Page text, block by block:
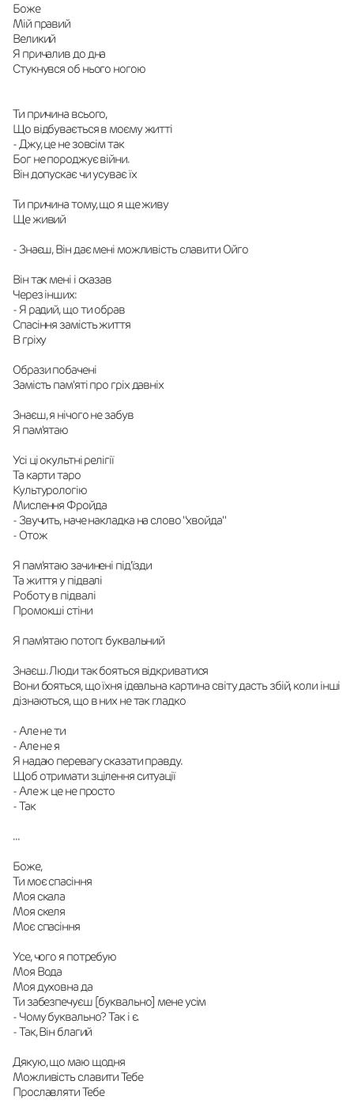
Боже
Мій правий
Великий
Я причалив до дна
Стукнувся об нього ногою
Ти причина всього,
Що відбувається в моєму житті
- Джу, це не зовсім так
Бог не породжує війни.
Він допускає чи усуває їх
Ти причина тому, що я ще живу
Ще живий
- Знаєш, Він дає мені можливість славити Ойго
Він так мені і сказав
Через інших:
- Я радий, що ти обрав
Спасіння замість життя
В гріху
Образи побачені
Замість пам'яті про гріх давніх
Знаєш, я нічого не забув
Я пам'ятаю
Усі ці окультні релігії
Та карти таро
Культурологію
Мислення Фройда
- Звучить, наче накладка на слово "хвойда"
- Отож
Я пам'ятаю зачинені під'їзди
Та життя у підвалі
Роботу в підвалі
Промокші стіни
Я пам'ятаю потоп: буквальний
Знаєш. Люди так бояться відкриватися
Вони бояться, що їхня ідеальна картина світу дасть збій, коли інші
дізнаються, що в них не так гладко
- Але не ти
- Але не я
Я надаю перевагу сказати правду.
Щоб отримати зцілення ситуації
- Але ж це не просто
- Так
...
Боже,
Ти моє спасіння
Моя скала
Моя скеля
Моє спасіння
Усе, чого я потребую
Моя Вода
Моя духовна да
Ти забезпечуєш [буквально] мене усім
- Чому буквально? Так і є.
- Так, Він благий
Дякую, що маю щодня
Можливість славити Тебе
Прославляти Тебе